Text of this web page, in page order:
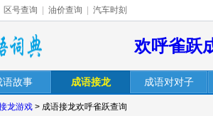
区号查询 油价查询 汽车时刻
欢呼雀跃
语故事 成语接龙 成语对对子
龙游戏 > 成语接龙欢呼雀跃查询